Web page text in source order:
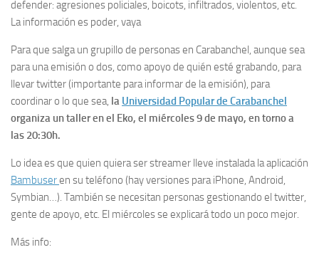
defender: agresiones policiales, boicots, infiltrados, violentos, etc.
La información es poder, vaya
Para que salga un grupillo de personas en Carabanchel, aunque sea
para una emisión o dos, como apoyo de quién esté grabando, para
llevar twitter (importante para informar de la emisión), para
coordinar o lo que sea, la Universidad Popular de Carabanchel
organiza un taller en el Eko, el miércoles 9 de mayo, en torno a
las 20:30h.
Lo idea es que quien quiera ser streamer lleve instalada la aplicación
Bambuseren su teléfono (hay versiones para iPhone, Android,
Symbian…). También se necesitan personas gestionando el twitter,
gente de apoyo, etc. El miércoles se explicará todo un poco mejor.
Más info: